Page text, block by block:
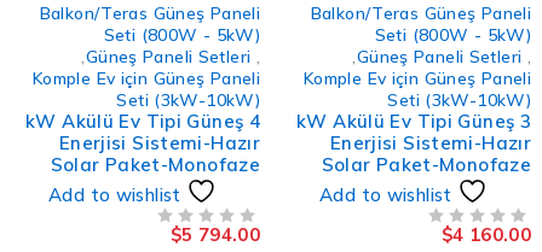
Balkon/Teras Güneş Paneli
Seti (800W - 5kW)
Güneş Paneli Setleri
,
Komple Ev için Güneş Paneli
Seti (3kW-10kW)
3 kW Akülü Ev Tipi Güneş
Enerjisi Sistemi-Hazır
Solar Paket-Monofaze
Add to wishlist
$ 4 160.00
Balkon/Teras Güneş Paneli
Seti (800W - 5kW)
Güneş Paneli Setleri
,
Komple Ev için Güneş Paneli
Seti (3kW-10kW)
4 kW Akülü Ev Tipi Güneş
Enerjisi Sistemi-Hazır
Solar Paket-Monofaze
Add to wishlist
$ 5 794.00